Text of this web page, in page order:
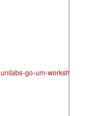
go-um-